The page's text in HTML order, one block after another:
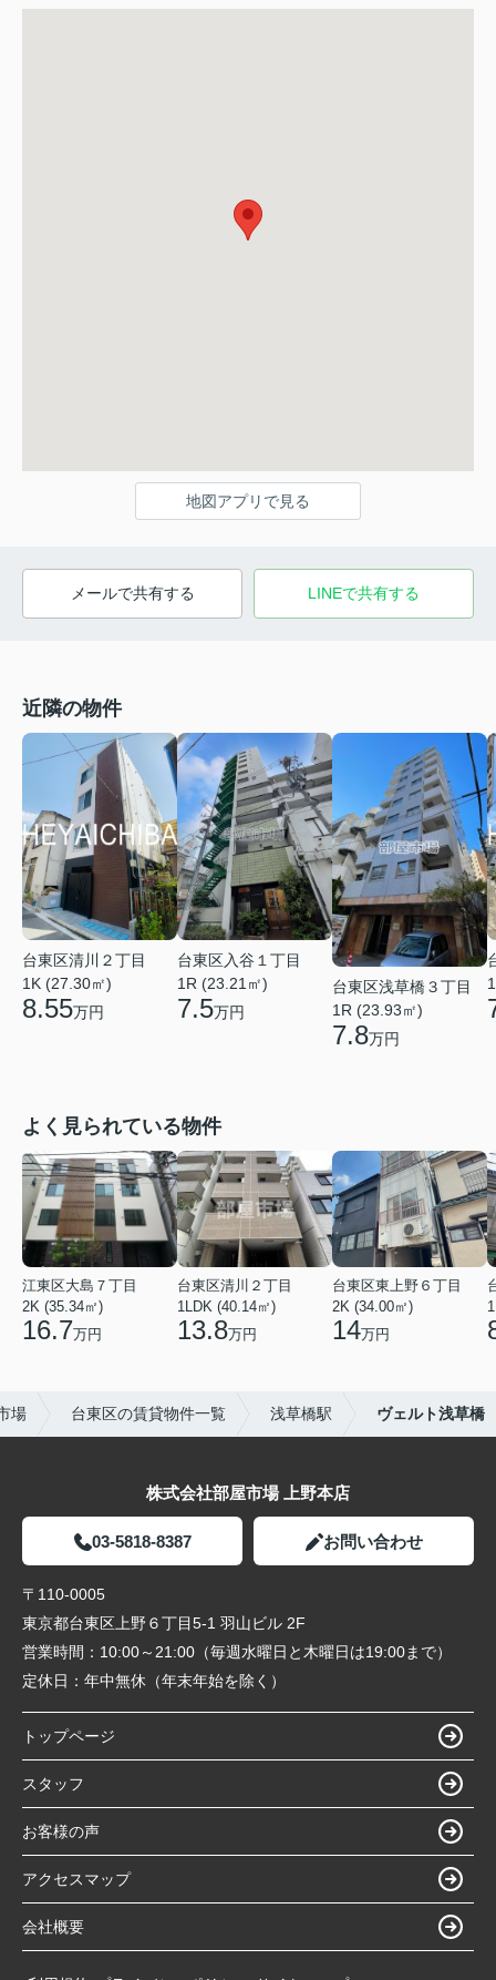
地図アプリで見る
メールで共有する LINEで共有する
近隣の物件
台東区清川２丁目
1K (27.30㎡)
8.55万円
台東区入谷１丁目
1R (23.21㎡)
7.5万円
台東区浅草橋３丁目
1R (23.93㎡)
7.8万円
よく見られている物件
江東区大島７丁目
2K (35.34㎡)
16.7万円
台東区清川２丁目
1LDK (40.14㎡)
13.8万円
台東区東上野６丁目
2K (34.00㎡)
14万円
場 台東区の賃貸物件一覧 浅草橋駅 ヴェルト浅草橋
株式会社部屋市場 上野本店
03-5818-8387 お問い合わせ
〒110-0005
東京都台東区上野６丁目5-1 羽山ビル 2F
営業時間： 10:00～21:00（毎週水曜日と木曜日は19:00まで）
定休日： 年中無休（年末年始を除く）
トップページ
スタッフ
お客様の声
アクセスマップ
会社概要